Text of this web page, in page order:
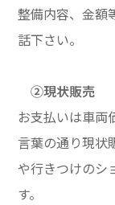
整備内容、金額
話下さい。
②現状販売
お支払いは車両
言葉の通り現状
や行きつけのシ
す。